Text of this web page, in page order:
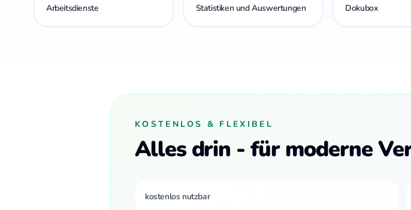
Arbeitsdienste Statistiken und Auswertungen Dokubox
KOSTENLOS & FLEXIBEL
Alles drin - für moderne
kostenlos nutzbar